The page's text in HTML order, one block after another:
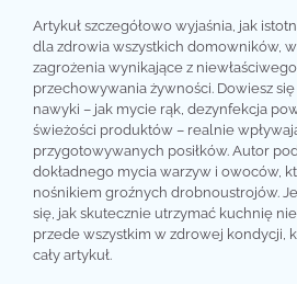
Artykuł szczegółowo wyjaśnia, jak
dla zdrowia wszystkich domowników,
zagrożenia wynikające z
przechowywania żywności. Dowiesz
nawyki – jak mycie rąk, dezynfekcja
świeżości produktów – realnie
przygotowywanych posiłków. Autor
dokładnego mycia warzyw i owoców,
nośnikiem groźnych drobnoustrojów.
się, jak skutecznie utrzymać kuchnię
przede wszystkim w zdrowej kondycji,
cały artykuł.